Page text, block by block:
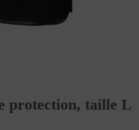
protection, taille L